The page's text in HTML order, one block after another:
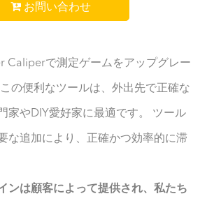
お問い合わせ
Caliperで測定ゲームをアップグレー
の便利なツールは、外出先で正確な
家やDIY愛好家に最適です。 ツール
な追加により、正確かつ効率的に滞
ンは顧客によって提供され、私たち